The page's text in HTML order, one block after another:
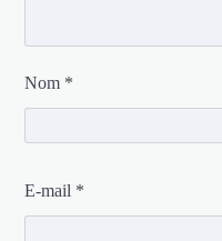
Nom *
E-mail *